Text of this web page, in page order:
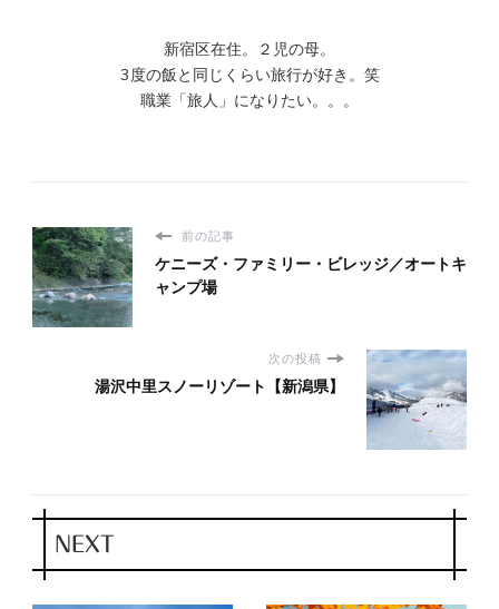
新宿区在住。２児の母。
3度の飯と同じくらい旅行が好き。笑
職業「旅人」になりたい。。。
前の記事
ケニーズ・ファミリー・ビレッジ／オートキ
ャンプ場
次の投稿
湯沢中里スノーリゾート【新潟県】
NEXT